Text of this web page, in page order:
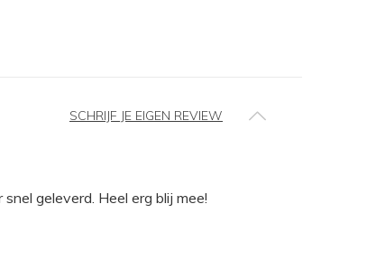
SCHRIJF JE EIGEN REVIEW
geleverd. Heel erg blij mee!